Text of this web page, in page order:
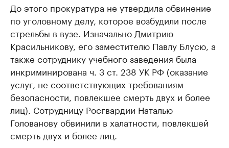
До этого прокуратура не утвердила обвинение
по уголовному делу, которое возбудили после
стрельбы в вузе. Изначально Дмитрию
Красильникову, его заместителю Павлу Блусю, а
также сотруднику учебного заведения была
инкриминирована ч. 3 ст. 238 УК РФ (оказание
услуг, не соответствующих требованиям
безопасности, повлекшее смерть двух и более
лиц). Сотрудницу Росгвардии Наталью
Голованову обвинили в халатности, повлекшей
смерть двух и более лиц.